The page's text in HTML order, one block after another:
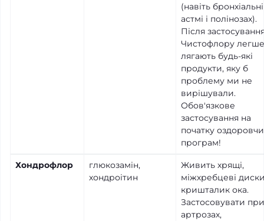
(навіть
астмі і полінозах).
Після
Чистофлору легше
лягають будь-які
продукти, яку б
проблему ми не
вирішували.
Обов'язкове
застосування на
початку
програм!
Хондрофлор
глюкозамін,
хондроітин
Живить хрящі,
міжхребцеві
кришталик ока.
Застосовувати при
артрозах,